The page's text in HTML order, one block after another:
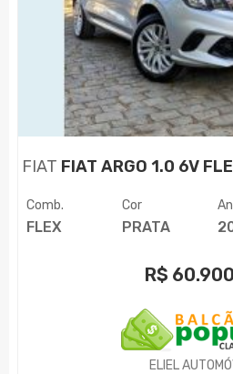
FIAT FIAT ARGO 1.0 6V
Comb.
FLEX
Cor
PRATA
R$
ELIEL